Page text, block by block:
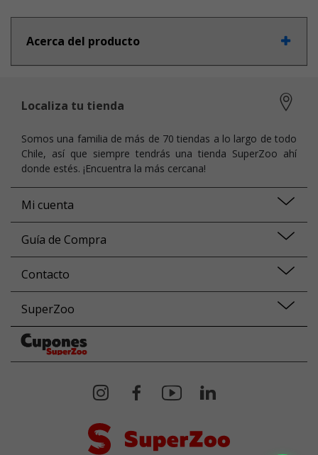
Acerca del producto
Localiza tu tienda
Somos una familia de más de 70 tiendas a lo largo de todo
Chile, así que siempre tendrás una tienda SuperZoo ahí
donde estés. ¡Encuentra la más cercana!
Mi cuenta
Guía de Compra
Contacto
SuperZoo